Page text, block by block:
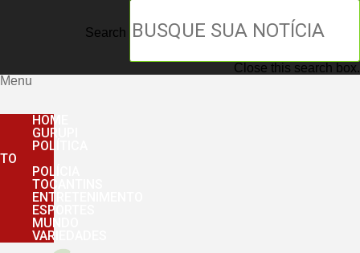
Search
Close this search box.
Menu
HOME
GURUPI
POLÍTICA
TO
POLÍCIA
TOCANTINS
ENTRETENIMENTO
ESPORTES
MUNDO
VARIEDADES